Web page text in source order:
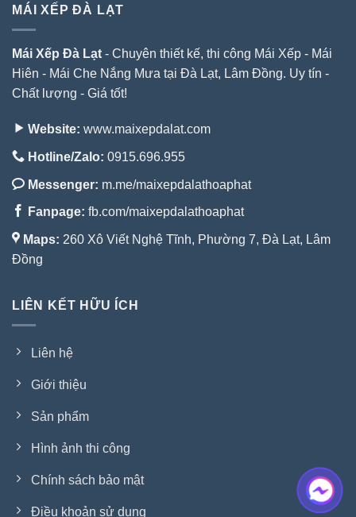
MÁI XẾP ĐÀ LẠT
Mái Xếp Đà Lạt - Chuyên thiết kế, thi công Mái Xếp - Mái
Hiên - Mái Che Nắng Mưa tại Đà Lạt, Lâm Đồng. Uy tín -
Chất lượng - Giá tốt!
Website: www.maixepdalat.com
Hotline/Zalo: 0915.696.955
Messenger: m.me/maixepdalathoaphat
Fanpage: fb.com/maixepdalathoaphat
Maps: 260 Xô Viết Nghệ Tĩnh, Phường 7, Đà Lạt, Lâm
Đồng
LIÊN KẾT HỮU ÍCH
Liên hệ
Giới thiệu
Sản phẩm
Hình ảnh thi công
Chính sách bảo mật
Điều khoản sử dụng